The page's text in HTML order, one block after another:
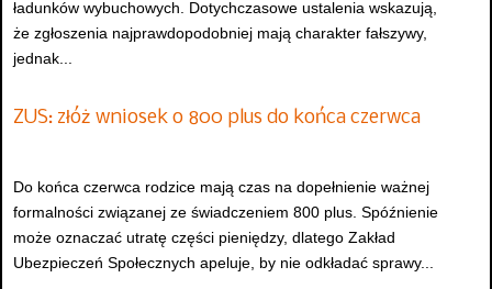
ładunków wybuchowych. Dotychczasowe ustalenia wskazują,
że zgłoszenia najprawdopodobniej mają charakter fałszywy,
jednak...
ZUS: złóż wniosek o 800 plus do końca czerwca
Do końca czerwca rodzice mają czas na dopełnienie ważnej
formalności związanej ze świadczeniem 800 plus. Spóźnienie
może oznaczać utratę części pieniędzy, dlatego Zakład
Ubezpieczeń Społecznych apeluje, by nie odkładać sprawy...